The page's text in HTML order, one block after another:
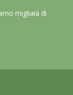
migliaia di